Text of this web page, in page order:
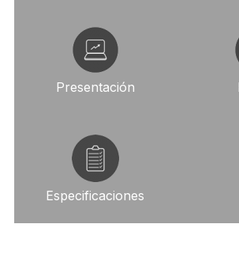
Presentación
Especificaciones